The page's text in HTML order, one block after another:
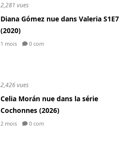
2,281 vues
Diana Gómez nue dans Valeria S1E7
(2020)
1 mois 0 com
2,426 vues
Celia Morán nue dans la série
Cochonnes (2026)
2 mois 0 com